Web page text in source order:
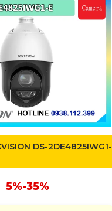
DS-2DE4825IWG1-
5%-35%